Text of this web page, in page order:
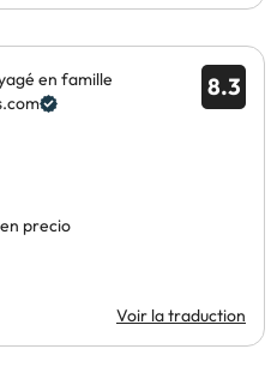
8.3
en famille
precio
Voir la traduction